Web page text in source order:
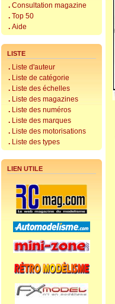
. Consultation magazine
. Top 50
. Aide
LISTE
. Liste d'auteur
. Liste de catégorie
. Liste des échelles
. Liste des magazines
. Liste des numéros
. Liste des marques
. Liste des motorisations
. Liste des types
LIEN UTILE